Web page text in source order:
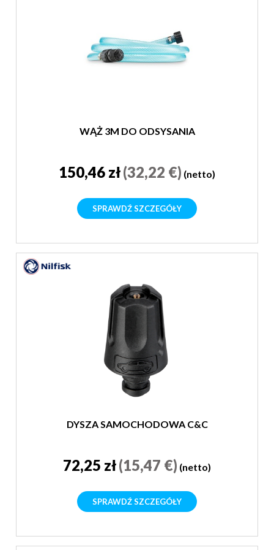
WĄŻ 3M DO ODSYSANIA
150,46 zł(32,22 €) (netto)
SPRAWDŹ SZCZEGÓŁY
DYSZA SAMOCHODOWA C&C
72,25 zł(15,47 €) (netto)
SPRAWDŹ SZCZEGÓŁY